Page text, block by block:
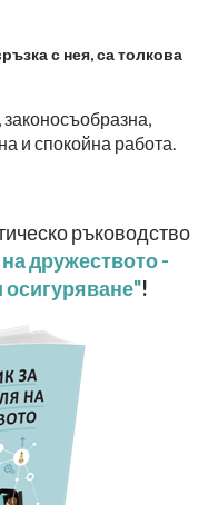
с нея, са толкова
и спокойна работа.
ръководство
дружеството -
осигуряване"!